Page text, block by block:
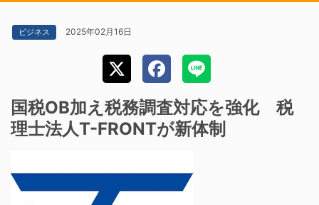
ビジネス 2025年02月16日
国税OB加え税務調査対応を強化 税
理士法人T-FRONTが新体制